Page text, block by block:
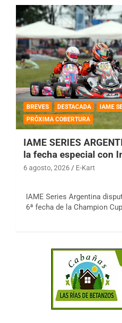
BREVES DESTACADA
IAME
PRÓXIMA COBERTURA
IAME SERIES
la fecha especial con
6 agosto, 2026 E-Kart
IAME Series Argentina
6ª fecha de la Champion